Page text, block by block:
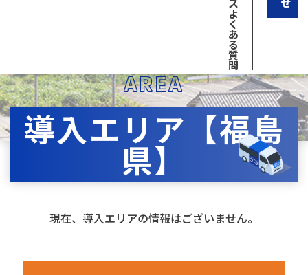
ス
よ
く
あ
る
質
問
AREA
導入エリア【福島
県】
現在、導入エリアの情報はございません。